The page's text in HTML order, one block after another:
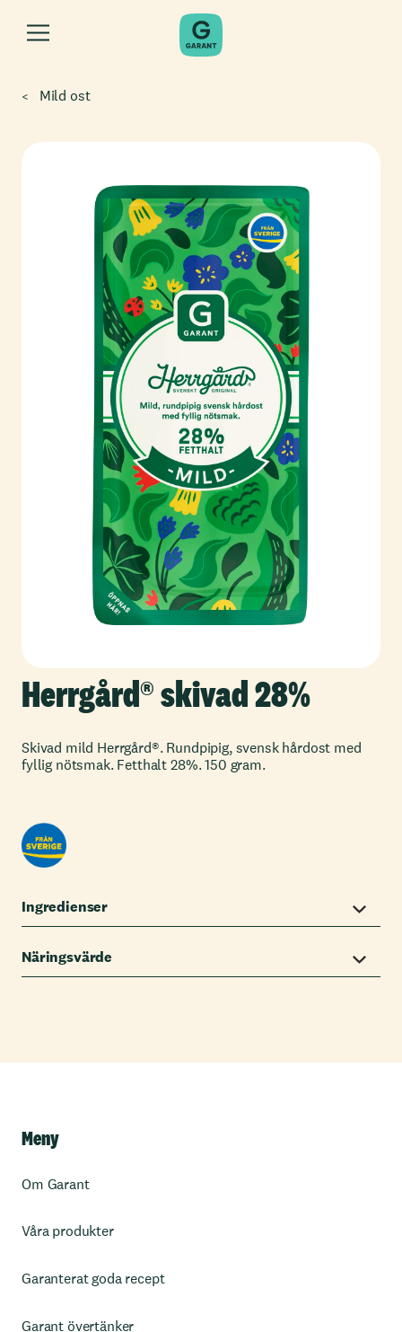
Mild ost
Herrgård® skivad 28%
Skivad mild Herrgård®. Rundpipig, svensk hårdost med
fyllig nötsmak. Fetthalt 28%. 150 gram.
Ingredienser
Näringsvärde
Meny
Om Garant
Våra produkter
Garanterat goda recept
Garant övertänker